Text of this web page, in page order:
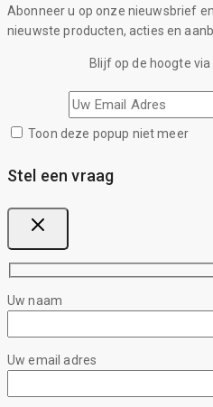
Abonneer u op onze nieuwsbrief
nieuwste producten, acties en
Blijf op de hoogte
Toon deze popup niet meer
Stel een vraag
Uw naam
Uw email adres